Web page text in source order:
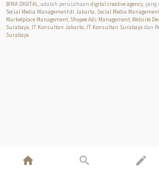
home search edit
BIMA DIGITAL
, adalah perusahaan digital creative agency ,
Social Media Management di Jakarta Social Media
Marketplace Management Shopee Ads Management Website
Surabaya IT Konsultan Jakarta IT Konsultan Surabaya dan
Surabaya